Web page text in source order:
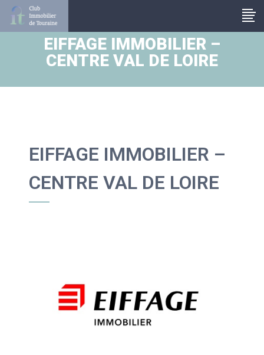
EIFFAGE IMMOBILIER –
CENTRE VAL DE LOIRE
EIFFAGE IMMOBILIER –
CENTRE VAL DE LOIRE
Panneau de gestion des cookies